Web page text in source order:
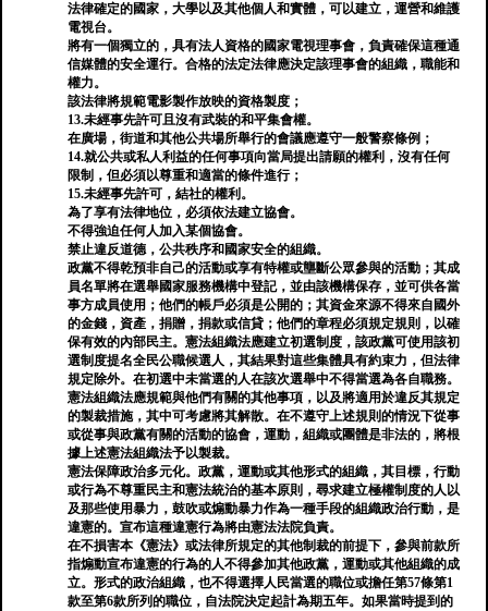
法律確定的國家，大學以及其他個人和實體，可以建立，運營和維護
電視台。
將有一個獨立的，具有法人資格的國家電視理事會，負責確保這種通
信媒體的安全運行。合格的法定法律應決定該理事會的組織，職能和
權力。
該法律將規範電影製作放映的資格製度；
13.未經事先許可且沒有武裝的和平集會權。
在廣場，街道和其他公共場所舉行的會議應遵守一般警察條例；
14.就公共或私人利益的任何事項向當局提出請願的權利，沒有任何
限制，但必須以尊重和適當的條件進行；
15.未經事先許可，結社的權利。
為了享有法律地位，必須依法建立協會。
不得強迫任何人加入某個協會。
禁止違反道德，公共秩序和國家安全的組織。
政黨不得乾預非自己的活動或享有特權或壟斷公眾參與的活動；其成
員名單將在選舉國家服務機構中登記，並由該機構保存，並可供各當
事方成員使用；他們的帳戶必須是公開的；其資金來源不得來自國外
的金錢，資產，捐贈，捐款或信貸；他們的章程必須規定規則，以確
保有效的內部民主。憲法組織法應建立初選制度，該政黨可使用該初
選制度提名全民公職候選人，其結果對這些集體具有約束力，但法律
規定除外。在初選中未當選的人在該次選舉中不得當選為各自職務。
憲法組織法應規範與他們有關的其他事項，以及將適用於違反其規定
的製裁措施，其中可考慮將其解散。在不遵守上述規則的情況下從事
或從事與政黨有關的活動的協會，運動，組織或團體是非法的，將根
據上述憲法組織法予以製裁。
憲法保障政治多元化。政黨，運動或其他形式的組織，其目標，行動
或行為不尊重民主和憲法統治的基本原則，尋求建立極權制度的人以
及那些使用暴力，鼓吹或煽動暴力作為一種手段的組織政治行動，是
違憲的。宣布這種違憲行為將由憲法法院負責。
在不損害本《憲法》或法律所規定的其他制裁的前提下，參與前款所
指煽動宣布違憲的行為的人不得參加其他政黨，運動或其他組織的成
立。形式的政治組織，也不得選擇人民當選的職位或擔任第57條第1
款至第6款所列的職位，自法院決定起計為期五年。如果當時提到的